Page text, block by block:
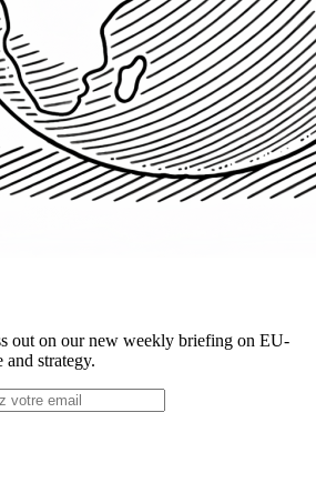
out on our new weekly briefing on EU-
strategy.